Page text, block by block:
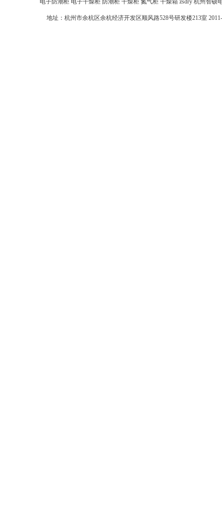
电子防潮柜 电子干燥柜 防潮柜 干燥柜 氮气柜 干燥箱 zsdry 杭州智硕
地址：杭州市余杭区余杭经济开发区顺风路528号研发楼213室 2011-